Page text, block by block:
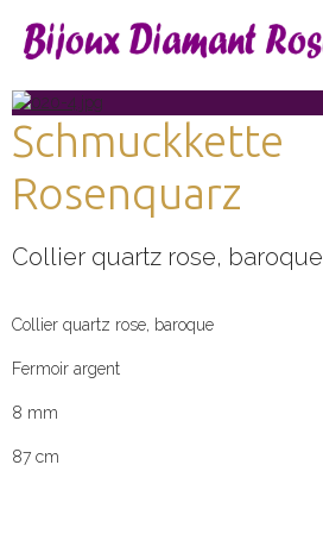
Schmuckkette
Rosenquarz
Collier quartz rose, baroque
Collier quartz rose, baroque
Fermoir argent
8 mm
87 cm